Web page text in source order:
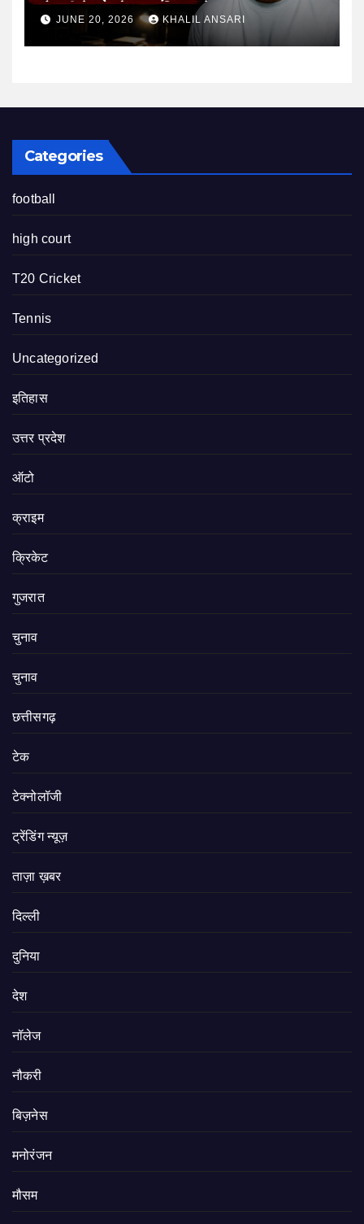
तैयारी के माहौल पर फिर उठे सवाल
JUNE 20, 2026 KHALIL ANSARI
Categories
football
high court
T20 Cricket
Tennis
Uncategorized
इतिहास
उत्तर प्रदेश
ऑटो
क्राइम
क्रिकेट
गुजरात
चुनाव
चुनाव
छत्तीसगढ़
टेक
टेक्नोलॉजी
ट्रेंडिंग न्यूज़
ताज़ा ख़बर
दिल्ली
दुनिया
देश
नॉलेज
नौकरी
बिज़नेस
मनोरंजन
मौसम